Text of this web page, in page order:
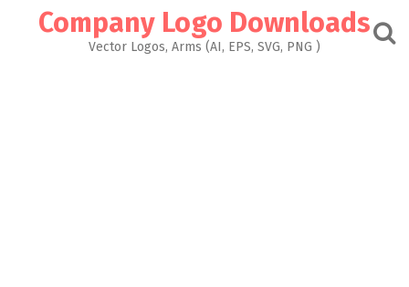
Company Logo Downloads
Vector Logos, Arms (AI, EPS, SVG, PNG )